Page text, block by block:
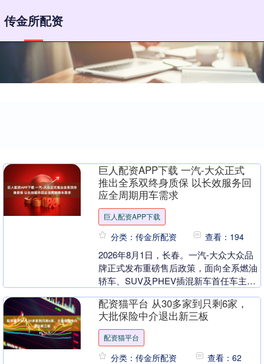
传金所配资
巨人配资APP下载 一汽-大众正式
推出全系双终身质保 以长效服务回
应全周期用车需求
巨人配资APP下载
分类：传金所配资 查看：194
2026年8月1日，长春。一汽-大众大众品
牌正式发布重磅售后政策，面向全系燃油
轿车、SUV及PHEV插混新车首任车主，
质....
配资猫平台 从30多家到只剩6家，
大批保险中介退出新三板
配资猫平台
分类：传金所配资 查看：62